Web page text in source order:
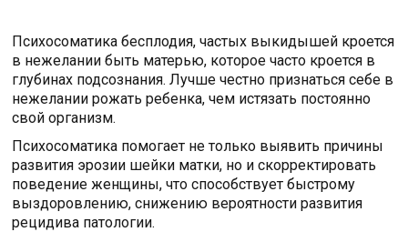
Психосоматика бесплодия, частых выкидышей кроется
в нежелании быть матерью, которое часто кроется в
глубинах подсознания. Лучше честно признаться себе в
нежелании рожать ребенка, чем истязать постоянно
свой организм.
Психосоматика помогает не только выявить причины
развития эрозии шейки матки, но и скорректировать
поведение женщины, что способствует быстрому
выздоровлению, снижению вероятности развития
рецидива патологии.